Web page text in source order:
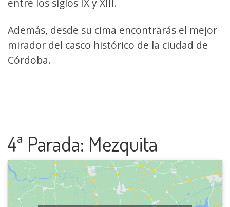
entre los siglos IX y XIII.
Además, desde su cima encontrarás el mejor
mirador del casco histórico de la ciudad de
Córdoba.
4ª Parada: Mezquita